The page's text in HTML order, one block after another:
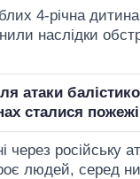
4-річна
наслідки
атаки
сталися пожежі
через російську
людей, серед